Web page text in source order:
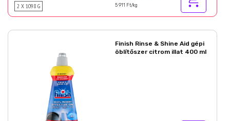
2 X 1098 G 5 911 Ft/kg
Finish Rinse & Shine Aid gépi
öblítőszer citrom illat 400 ml